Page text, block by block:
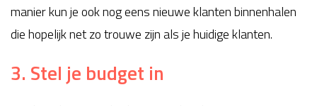
manier kun je ook nog eens nieuwe klanten binnenhalen
die hopelijk net zo trouwe zijn als je huidige klanten.
3. Stel je budget in